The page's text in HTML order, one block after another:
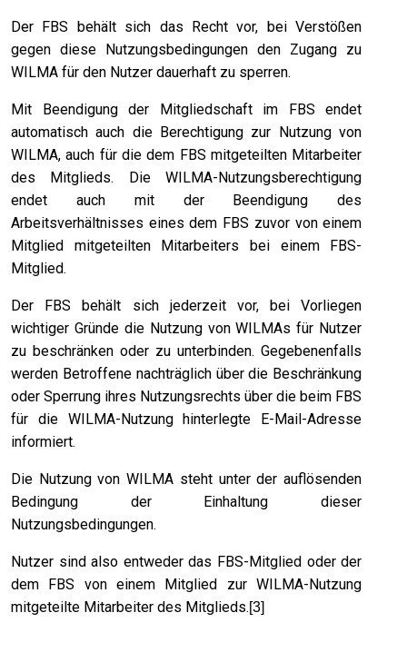
Der FBS behält sich das Recht vor, bei Verstößen
gegen diese Nutzungsbedingungen den Zugang zu
WILMA für den Nutzer dauerhaft zu sperren.
Mit Beendigung der Mitgliedschaft im FBS endet
automatisch auch die Berechtigung zur Nutzung von
WILMA, auch für die dem FBS mitgeteilten Mitarbeiter
des Mitglieds. Die WILMA-Nutzungsberechtigung
endet auch mit der Beendigung des
Arbeitsverhältnisses eines dem FBS zuvor von einem
Mitglied mitgeteilten Mitarbeiters bei einem FBS-
Mitglied.
Der FBS behält sich jederzeit vor, bei Vorliegen
wichtiger Gründe die Nutzung von WILMAs für Nutzer
zu beschränken oder zu unterbinden. Gegebenenfalls
werden Betroffene nachträglich über die Beschränkung
oder Sperrung ihres Nutzungsrechts über die beim FBS
für die WILMA-Nutzung hinterlegte E-Mail-Adresse
informiert.
Die Nutzung von WILMA steht unter der auflösenden
Bedingung der Einhaltung dieser
Nutzungsbedingungen.
Nutzer sind also entweder das FBS-Mitglied oder der
dem FBS von einem Mitglied zur WILMA-Nutzung
mitgeteilte Mitarbeiter des Mitglieds.[3]